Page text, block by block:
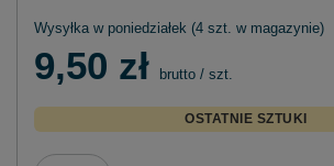
Wysyłka w poniedziałek (4 szt. w magazynie)
9,50 zł brutto / szt.
OSTATNIE SZTUKI